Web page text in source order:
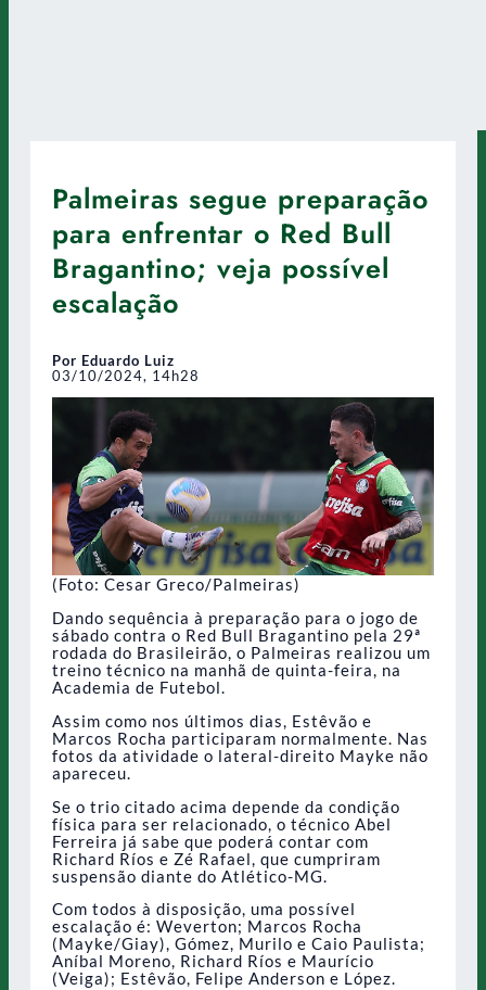
Palmeiras segue preparação
para enfrentar o Red Bull
Bragantino; veja possível
escalação
Por Eduardo Luiz
03/10/2024, 14h28
(Foto: Cesar Greco/Palmeiras)
Dando sequência à preparação para o jogo de
sábado contra o Red Bull Bragantino pela 29ª
rodada do Brasileirão, o Palmeiras realizou um
treino técnico na manhã de quinta-feira, na
Academia de Futebol.
Assim como nos últimos dias, Estêvão e
Marcos Rocha participaram normalmente. Nas
fotos da atividade o lateral-direito Mayke não
apareceu.
Se o trio citado acima depende da condição
física para ser relacionado, o técnico Abel
Ferreira já sabe que poderá contar com
Richard Ríos e Zé Rafael, que cumpriram
suspensão diante do Atlético-MG.
Com todos à disposição, uma possível
escalação é: Weverton; Marcos Rocha
(Mayke/Giay), Gómez, Murilo e Caio Paulista;
Aníbal Moreno, Richard Ríos e Maurício
(Veiga); Estêvão, Felipe Anderson e López.